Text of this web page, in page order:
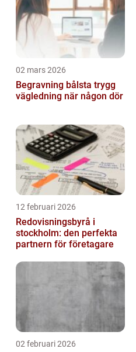
02 mars 2026
Begravning bålsta trygg
vägledning när någon dör
12 februari 2026
Redovisningsbyrå i
stockholm: den perfekta
partnern för företagare
02 februari 2026